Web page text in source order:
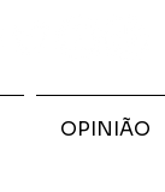
OPINIÃO